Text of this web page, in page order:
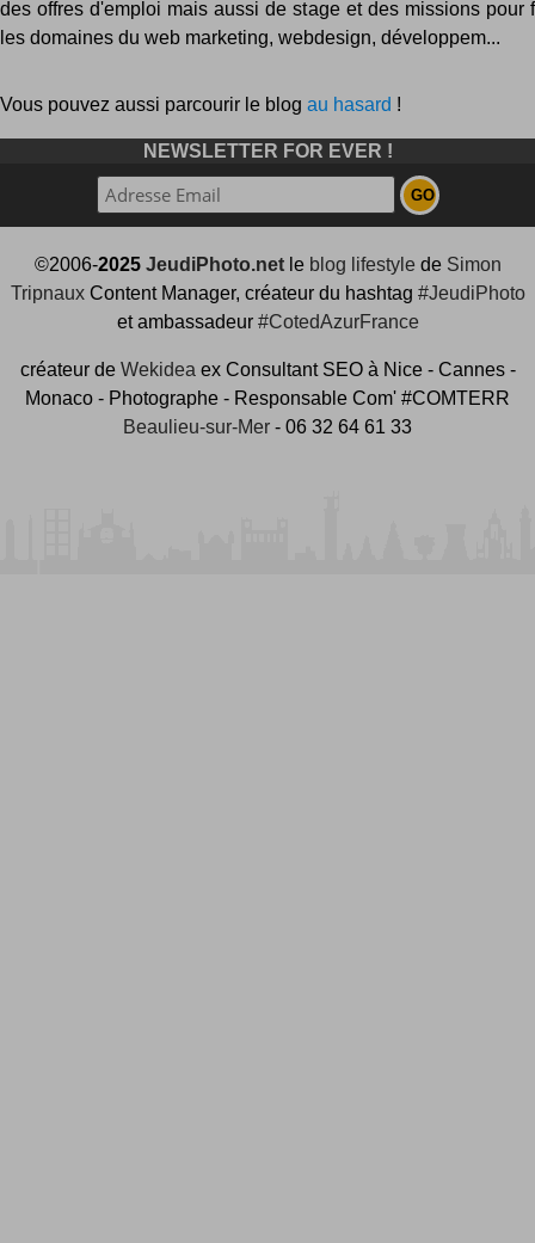
des offres d'emploi mais aussi de stage et des missions pour
les domaines du web marketing, webdesign, développem...
Vous pouvez aussi parcourir le blog au hasard !
NEWSLETTER FOR EVER !
©2006-2025 JeudiPhoto.netle blog lifestylede Simon
TripnauxContent Manager, créateur du hashtag #JeudiPhoto
et ambassadeur #CotedAzurFrance
créateur de Wekidea ex Consultant SEO à Nice - Cannes -
Monaco - Photographe - Responsable Com' #COMTERR
Beaulieu-sur-Mer - 06 32 64 61 33